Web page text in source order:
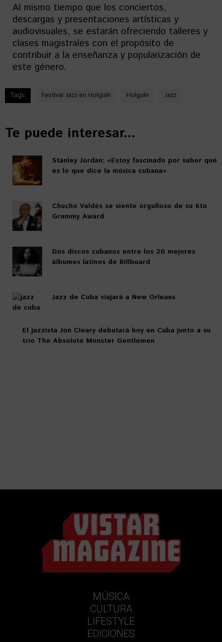
Al mismo tiempo que los conciertos,
descargas y presentaciones artísticas y
audiovisuales, se estarán ofreciendo talleres y
clases magistrales con el propósito de
contribuir a la enseñanza y popularización de
este género.
Tags: Festival Jazz en Holguín Holguín Jazz
Te puede interesar...
Stanley Jordan: «Estoy fascinado por saber qué
es lo que dice la música cubana»
Chucho Valdés se siente orgulloso de su 6to
Grammy Award
Dos discos cubanos entre los 20 mejores
álbumes latinos de Billboard
Jazz de Cuba viajará a New Orleans
El jazzista Jon Cleary debutará hoy en Cuba junto a su
trío The Absolute Monster Gentlemen
MÚSICA
CULTURA
LIFESTYLE
EDICIONES